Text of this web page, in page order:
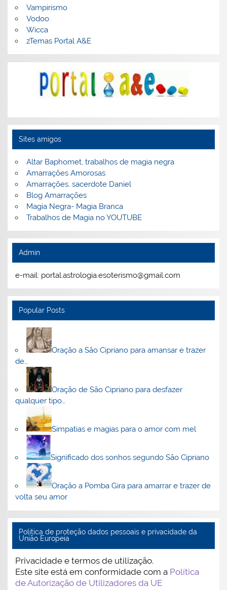
Vampirismo
Vodoo
Wicca
zTemas Portal A&E
Sites amigos
Altar Baphomet, trabalhos de magia negra
Amarrações Amorosas
Amarrações, sacerdote Daniel
Blog Amarrações
Magia Negra- Magia Branca
Trabalhos de Magia no YOUTUBE
Admin
e-mail: portal.astrologia.esoterismo@gmail.com
Popular Posts
Oração a São Cipriano para amansar e trazer
de…
Oração de São Cipriano para desfazer
qualquer tipo…
Simpatias e magias para o amor com mel
Significado dos sonhos segundo São Cipriano
Oração a Pomba Gira para amarrar e trazer de
volta seu amor
Politica de proteção dados pessoais e privacidade da
União Europeia
Privacidade e termos de utilização.
Este site está em conformidade com a Política
de Autorização de Utilizadores da UE